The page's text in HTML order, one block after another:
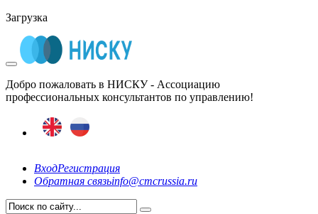
Загрузка
Добро пожаловать в НИСКУ - Ассоциацию
профессиональных консультантов по управлению!
ВходРегистрация
Обратная связьinfo@cmcrussia.ru